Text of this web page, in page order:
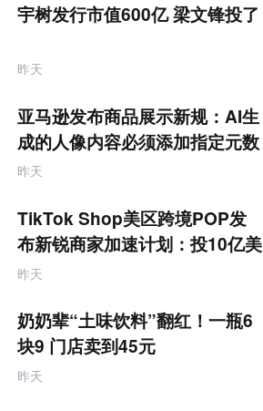
宇树发行市值600亿 梁文锋投了
昨天
亚马逊发布商品展示新规：AI生
成的人像内容必须添加指定元数
据
昨天
TikTok Shop美区跨境POP发
布新锐商家加速计划：投10亿美
金资源帮扶四类商家
昨天
奶奶辈“土味饮料”翻红！一瓶6
块9 门店卖到45元
昨天